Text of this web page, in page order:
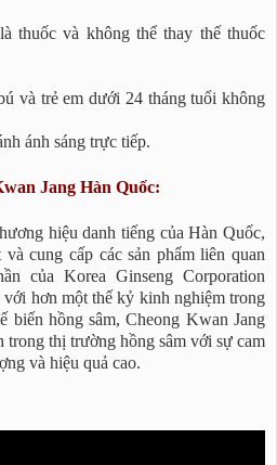
thuốc và không thể thay thế thuốc
và trẻ em dưới 24 tháng tuổi không
ánh sáng trực tiếp.
Jang Hàn Quốc:
hiệu danh tiếng của Hàn Quốc,
cung cấp các sản phẩm liên quan
của Korea Ginseng Corporation
hơn một thế kỷ kinh nghiệm trong
biến hồng sâm, Cheong Kwan Jang
thị trường hồng sâm với sự cam
và hiệu quả cao.